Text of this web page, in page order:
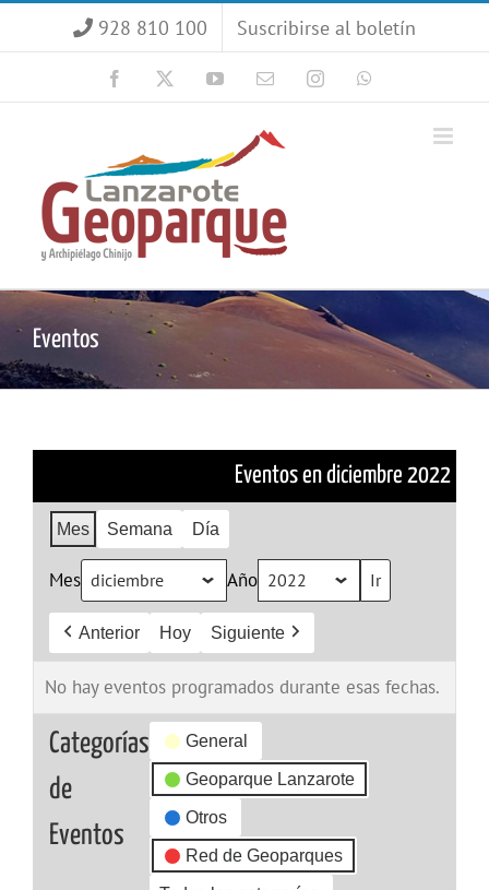
928 810 100 Suscribirse al boletín
Facebook YouTubeCorreoInstagram
Eventos
Eventos en diciembre 2022
Mes Semana Día
Mes Año
Anterior Hoy Siguiente
No hay eventos programados durante esas fechas.
Categorías
de
Eventos
General
Geoparque Lanzarote
Otros
Red de Geoparques